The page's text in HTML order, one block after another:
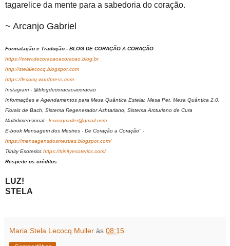
tagarelice da mente para a sabedoria do coração.
~ Arcanjo Gabriel
Formatação e Tradução - BLOG DE CORAÇÃO A CORAÇÃO
https://www.decoracaoacoracao.blog.br
http://stelalecocq.blogspot.com
https://lecocq.wordpress.com
Instagram - @blogdecoracaoacoracao
Informações e Agendamentos para Mesa Quântica Estelar, Mesa Pet, Mesa Quântica 2.0,
Florais de Bach, Sistema Regenerador Ashtariano, Sistema Arcturiano de Cura
Multidimensional - lecocqmuller@gmail.com
E-book Mensagem dos Mestres - De Coração a Coração" -
https://mensagensdosmestres.blogspot.com/
Trinity Esoterics https://trinityesoterics.com/
Respeite os créditos
LUZ!
STELA
Maria Stela Lecocq Muller às 08:15